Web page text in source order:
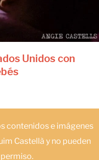
Unidos con
contenidos e imágenes
Castellà y no pueden